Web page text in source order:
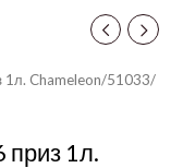
1л. Chameleon/51033/
приз 1л.